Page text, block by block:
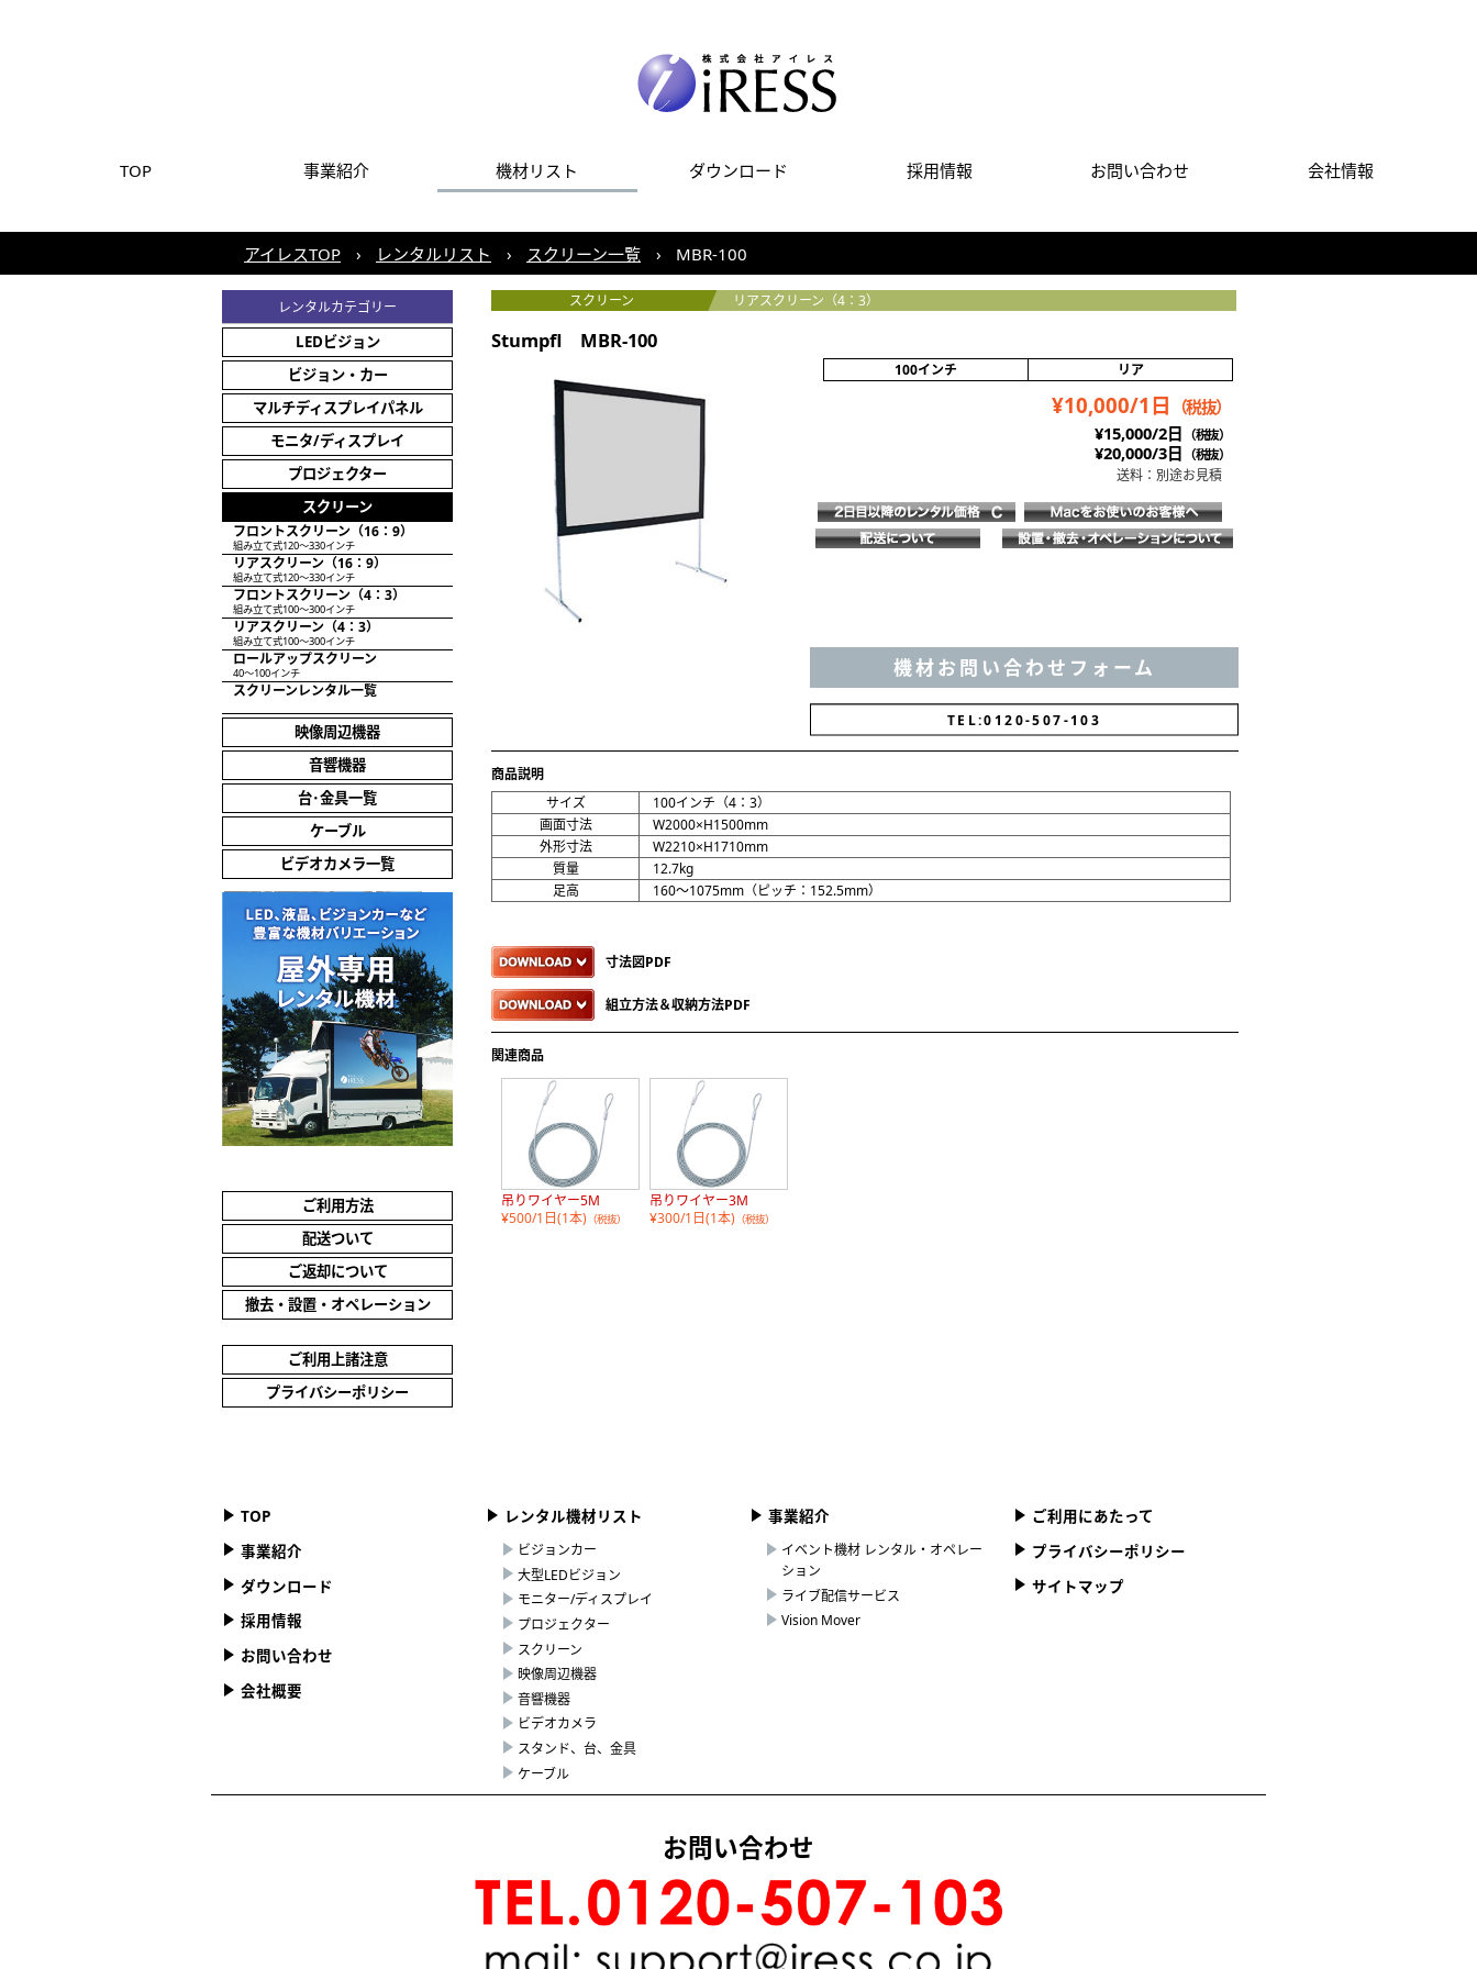
TOP 事業紹介 機材リスト ダウンロード 採用情報 お問い合わせ 会社情報
アイレスTOP レンタルリスト スクリーン一覧 MBR-100
スクリーン リアスクリーン（4：3）
Stumpfl MBR-100
100インチ リア
¥10,000/1日
（税抜）
¥15,000/2日 （税抜）
¥20,000/3日 （税抜）
送料：別途お見積
機材お問い合わせフォーム
TEL:0120-037-103
商品説明
サイズ
100インチ（4：3）
画面寸法
W2000×H1500mm
外形寸法
W2210×H1710mm
質量
12.7kg
足高
160～1075mm（ピッチ：152.5mm）
寸法図PDF
組立方法＆収納方法PDF
関連商品
吊りワイヤー5M
¥500/1日(1本) （税抜）
吊りワイヤー3M
¥300/1日(1本) （税抜）
レンタルカテゴリー
LEDビジョン
ビジョン・カー
マルチディスプレイパネル
モニタ/ディスプレイ
プロジェクター
スクリーン
フロントスクリーン（16：9）
組み立て式120～330インチ
リアスクリーン（16：9）
組み立て式120～330インチ
フロントスクリーン（4：3）
組み立て式100～300インチ
リアスクリーン（4：3）
組み立て式100～300インチ
ロールアップスクリーン
40～100インチ
スクリーンレンタル一覧
映像周辺機器
音響機器
台･金具一覧
ケーブル
ビデオカメラ一覧
ご利用方法
配送ついて
ご返却について
撤去・設置・オペレーション
ご利用上諸注意
プライバシーポリシー
TOP
事業紹介
ダウンロード
採用情報
お問い合わせ
会社概要
レンタル機材リスト
ビジョンカー
大型LEDビジョン
モニター/ディスプレイ
プロジェクター
スクリーン
映像周辺機器
音響機器
ビデオカメラ
スタンド、台、金具
ケーブル
事業紹介
イベント機材 レンタル・オペレー
ション
ライブ配信サービス
Vision Mover
ご利用にあたって
プライバシーポリシー
サイトマップ
お問い合わせ